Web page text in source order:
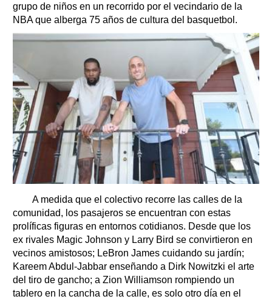
grupo de niños en un recorrido por el vecindario de la
NBA que alberga 75 años de cultura del basquetbol.
A medida que el colectivo recorre las calles de la
comunidad, los pasajeros se encuentran con estas
prolíficas figuras en entornos cotidianos. Desde que los
ex rivales Magic Johnson y Larry Bird se convirtieron en
vecinos amistosos; LeBron James cuidando su jardín;
Kareem Abdul-Jabbar enseñando a Dirk Nowitzki el arte
del tiro de gancho; a Zion Williamson rompiendo un
tablero en la cancha de la calle, es solo otro día en el